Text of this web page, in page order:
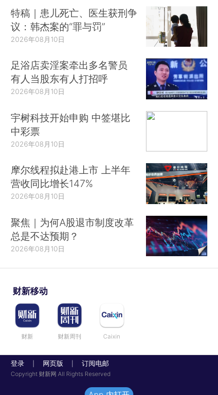
特稿｜患儿死亡、医生获刑争
议：韩杰案的“罪与罚”
2026年08月10日
足浴店卖淫案牵出多名警员
有人当股东有人打招呼
2026年08月10日
宇树科技开始申购 中签堪比
中彩票
2026年08月10日
摩尔线程拟赴港上市 上半年
营收同比增长147%
2026年08月10日
聚焦｜为何A股退市制度改革
总是不达预期？
2026年08月10日
财新移动
财新 财新周刊 Caixin
登录 网页版 订阅电邮
Copyright 财新网 All Rights Reserved